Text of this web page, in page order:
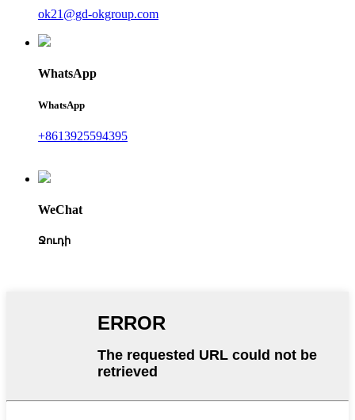
ok21@gd-okgroup.com
WhatsApp
WhatsApp
+8613925594395
WeChat
Ջուդի